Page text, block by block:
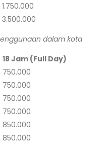
1.750.000
3.500.000
dalam kota
18 Jam (Full Day)
750.000
750.000
750.000
750.000
850.000
850.000